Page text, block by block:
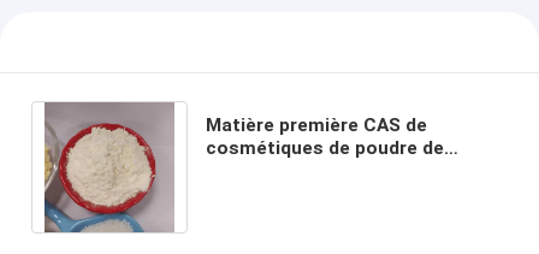
Matière première CAS de
cosmétiques de poudre de